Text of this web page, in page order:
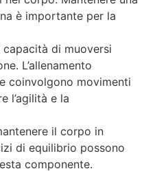
è importante per la
di muoversi
L’allenamento
coinvolgono movimenti
l’agilità e la
il corpo in
di equilibrio possono
componente.